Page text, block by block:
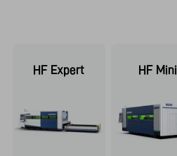
HF Expert HF Mini